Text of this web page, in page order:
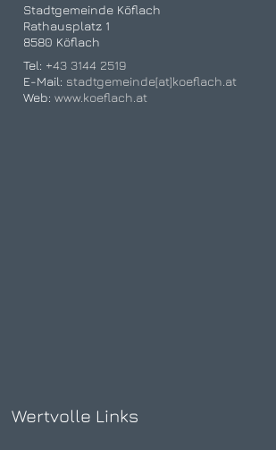
Stadtgemeinde Köflach
Rathausplatz 1
8580 Köflach
Tel: +43 3144 2519
E-Mail: stadtgemeinde[at]koeflach.at
Web:www.koeflach.at
Wertvolle Links